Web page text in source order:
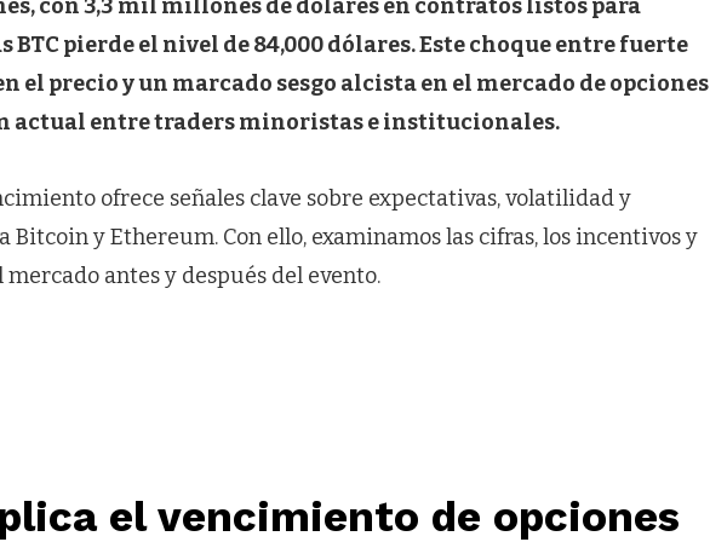
con 3,3 mil millones de dólares en contratos listos para
pierde el nivel de 84,000 dólares. Este choque entre fuerte
el precio y un marcado sesgo alcista en el mercado de opciones
actual entre traders minoristas e institucionales.
ofrece señales clave sobre expectativas, volatilidad y
Bitcoin y Ethereum. Con ello, examinamos las cifras, los incentivos y
mercado antes y después del evento.
el vencimiento de opciones